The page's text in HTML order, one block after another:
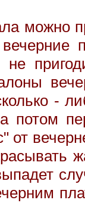
можно
не
-
потом
от